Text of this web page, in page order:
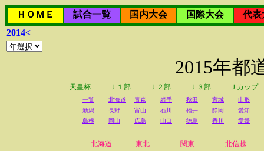
ＨＯＭＥ 試合一覧 国内大会 国際大会
代表
2014<
2015年都
天皇杯 Ｊ１部 Ｊ２部 Ｊ３部 Ｊカップ
一覧 北海道 青森 岩手 秋田 宮城
山形
新潟
長野 富山 石川 福井 静岡
愛知
島根
岡山 広島 山口 徳島 香川 愛媛
北海道 東北 関東 北信越